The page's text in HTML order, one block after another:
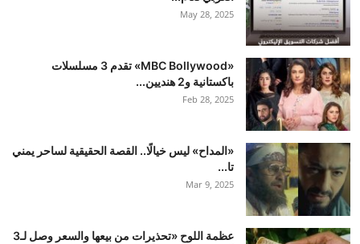
May 28, 2025
«MBC Bollywood» تقدم 3 مسلسلات
باكستانية و2 هنديين...
Feb 28, 2025
«المداح» ليس خيالًا.. القصة الحقيقية لساحر يمني
تا...
Mar 9, 2025
عظمة اللوح «تحذيرات من بيعها والسعر وصل لـ3